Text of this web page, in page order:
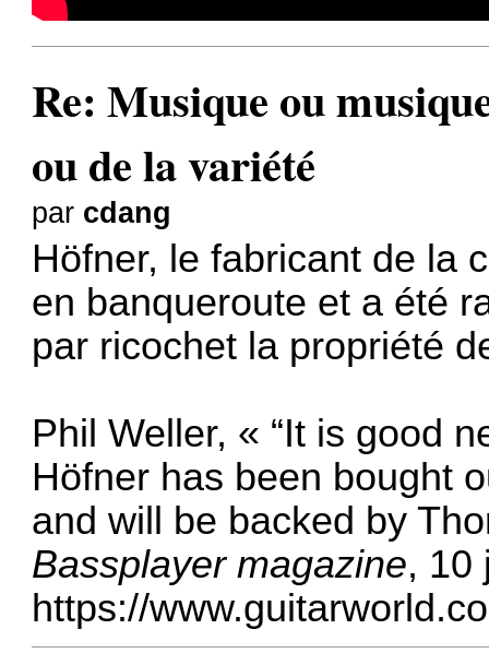
Re: Musique ou
ou de la variété
par cdang
Höfner, le fabricant de la
en banqueroute et a été
par ricochet la propriété
Phil Weller, « “It is good
Höfner has been bought
and will be backed by
Bassplayer magazine, 10
https://